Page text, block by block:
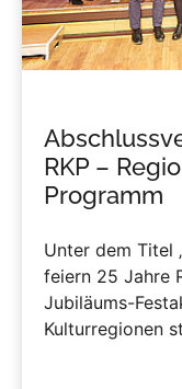
RKP –
Programm
Unter dem Titel
feiern 25 Jahre
Jubiläums-
Kulturregionen